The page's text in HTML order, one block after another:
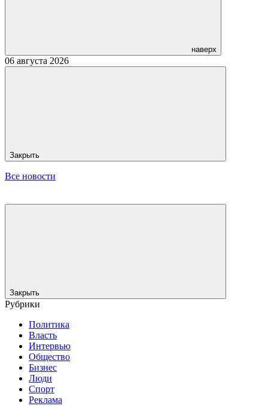
наверх
06 августа 2026
Закрыть
Все новости
Закрыть
Рубрики
Политика
Власть
Интервью
Общество
Бизнес
Люди
Спорт
Реклама